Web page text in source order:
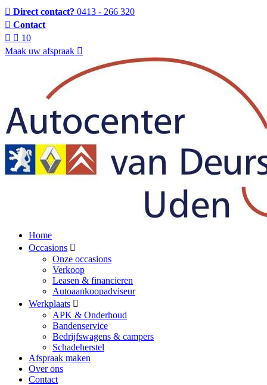
Direct contact? 0413 - 266 320
Contact
10
Maak uw afspraak
Home
Occasions
Onze occasions
Verkoop
Leasen & financieren
Autoaankoopadviseur
Werkplaats
APK & Onderhoud
Bandenservice
Bedrijfswagens & campers
Schadeherstel
Afspraak maken
Over ons
Contact